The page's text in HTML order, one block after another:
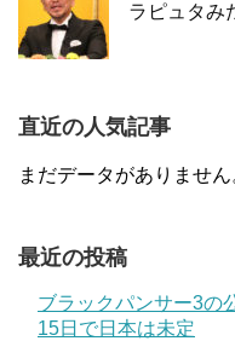
ラピュタみ
直近の人気記事
まだデータがありません
最近の投稿
ブラックパンサー3の
15日で日本は未定